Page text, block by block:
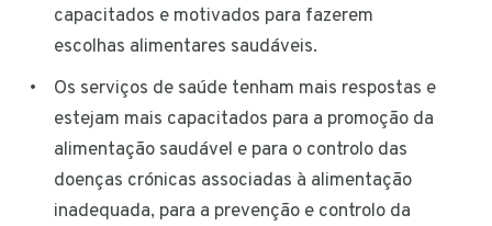
capacitados e motivados para fazerem
escolhas alimentares saudáveis.
Os serviços de saúde tenham mais respostas e
estejam mais capacitados para a promoção da
alimentação saudável e para o controlo das
doenças crónicas associadas à alimentação
inadequada, para a prevenção e controlo da